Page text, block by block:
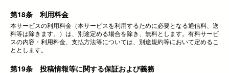
第18条 利用料金
本サービスの利用料金（本サービスを利用するために必要となる通信料、送
料等は除きます。）は、別途定める場合を除き、無料とします。有料サービ
スの内容・利用料金、支払方法等については、別途規約等において定めるこ
ととします。
第19条 投稿情報等に関する保証および義務